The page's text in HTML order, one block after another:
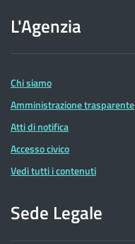
dell'Agenzia
delle
Entrate
L'Agenzia
Chi siamo
Amministrazione trasparente
Atti di notifica
Accesso civico
Vedi tutti i contenuti
Sede Legale